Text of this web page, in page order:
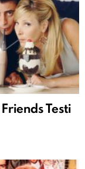
Testi